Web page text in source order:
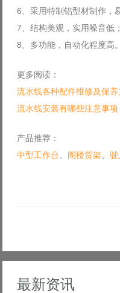
6、采用特制铝型材制作，
7、结构美观，实用噪音低；
8、多功能，自动化程度高。
更多阅读：
流水线各种配件维修及保养
流水线安装有哪些注意事项
产品推荐：
中型工作台
阁楼货架 驶
最新资讯